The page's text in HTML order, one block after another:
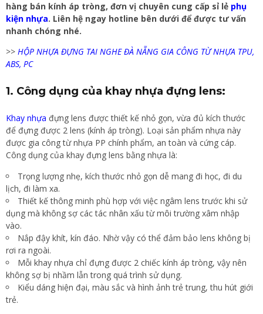
hàng bán kính áp tròng, đơn vị chuyên cung cấp sỉ lẻ phụ
kiện nhựa. Liên hệ ngay hotline bên dưới để được tư vấn
nhanh chóng nhé.
>> HỘP NHỰA ĐỰNG TAI NGHE ĐÀ NẴNG GIA CÔNG TỪ NHỰA TPU,
ABS, PC
1. Công dụng của khay nhựa đựng lens:
Khay nhựa đựng lens được thiết kế nhỏ gọn, vừa đủ kích thước
để đựng được 2 lens (kính áp tròng). Loại sản phẩm nhựa này
được gia công từ nhựa PP chính phẩm, an toàn và cứng cáp.
Công dụng của khay đựng lens bằng nhựa là:
Trọng lượng nhẹ, kích thước nhỏ gọn dễ mang đi học, đi du
lịch, đi làm xa.
Thiết kế thông minh phù hợp với việc ngâm lens trước khi sử
dụng mà không sợ các tác nhân xấu từ môi trường xâm nhập
vào.
Nắp đậy khít, kín đáo. Nhờ vậy có thể đảm bảo lens không bị
rơi ra ngoài.
Mỗi khay nhựa chỉ đựng được 2 chiếc kính áp tròng, vậy nên
không sợ bị nhầm lẫn trong quá trình sử dụng.
Kiểu dáng hiện đại, màu sắc và hình ảnh trẻ trung, thu hút giới
trẻ.